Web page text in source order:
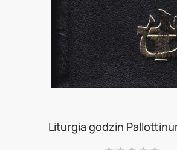
Liturgia godzin